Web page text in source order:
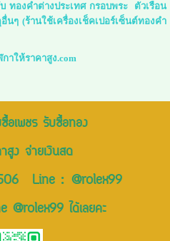
ทองคำต่างประเทศ กรอบพระ ตัวเรือน
ๆ (ร้านใช้เครื่องเช็คเปอร์เซ็นต์ทองคำ
าให้ราคาสูง.com
อเพชร รับซื้อทอง
สูง จ่ายเงินสด
Line : @rolex99
@rolex99 ได้เลยคะ